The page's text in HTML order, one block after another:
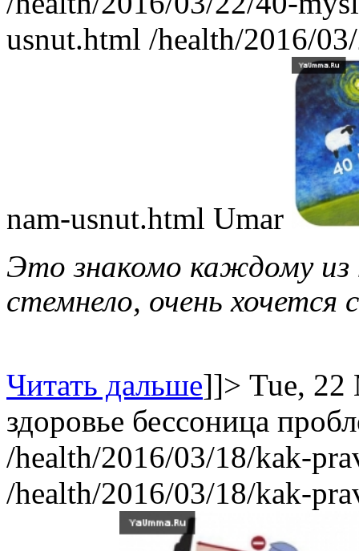
usnut.html /health/2016/
nam-usnut.html Umar
Это знакомо каждому из
стемнело, очень хочется
Читать дальше]]> Tue, 22
здоровье бессоница
/health/2016/03/18/kak-
/health/2016/03/18/kak-